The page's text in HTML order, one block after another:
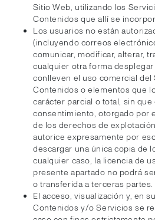
Sitio Web, utilizando los
Contenidos que allí se
Los usuarios no están
(incluyendo correos
comunicar, modificar, alterar,
cualquier otra forma
conlleven el uso comercial del
Contenidos o elementos que
carácter parcial o total, sin
consentimiento, otorgado por
de los derechos de
autorice expresamente por
descargar una única copia de
cualquier caso, la licencia de
presente apartado no podrá
o transferida a terceras partes.
El acceso, visualización y, en
Contenidos y/o Servicios se